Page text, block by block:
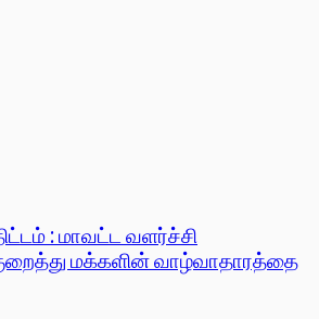
: மாவட்ட வளர்ச்சி
மக்களின் வாழ்வாதாரத்தை